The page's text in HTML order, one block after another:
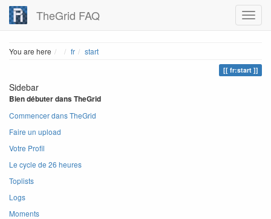
TheGrid FAQ
You are here Home
fr start
fr:start
Sidebar
Bien débuter dans TheGrid
Commencer dans TheGrid
Faire un upload
Votre Profil
Le cycle de 26 heures
Toplists
Logs
Moments